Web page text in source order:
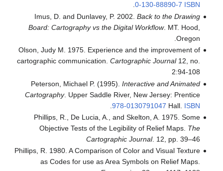
0-130-88890-7
.
Imus, D. and Dunlavey, P. 2002.Back to the Drawing
Board: Cartography vs the Digital Workflow . MT. Hood,
Oregon.
Olson, Judy M. 1975. Experience and the improvement of
cartographic communication.Cartographic Journal12, no.
2:94-108
Peterson, Michael P. (1995).Interactive and Animated
Cartography. Upper Saddle River, New Jersey: Prentice
Hall.
978-0130791047
.
Phillips, R., De Lucia, A., and Skelton, A. 1975. Some
Objective Tests of the Legibility of Relief Maps.
Cartographic Journal. 12, pp. 39–46
Phillips, R. 1980. A Comparison of Color and Visual Texture
as Codes for use as Area Symbols on Relief Maps.